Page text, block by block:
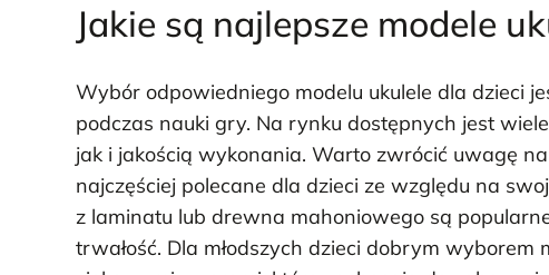
Jakie są najlepsze modele
Wybór odpowiedniego modelu ukulele dla dzieci
podczas nauki gry. Na rynku dostępnych jest
jak i jakością wykonania. Warto zwrócić uwagę
najczęściej polecane dla dzieci ze względu na
z laminatu lub drewna mahoniowego są
trwałość. Dla młodszych dzieci dobrym